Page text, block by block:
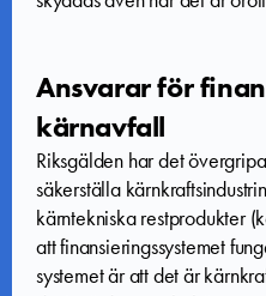
Ansvarar för
kärnavfall
Riksgälden har det
säkerställa
kärntekniska restprodukter
att finansieringssystemet
systemet är att det är